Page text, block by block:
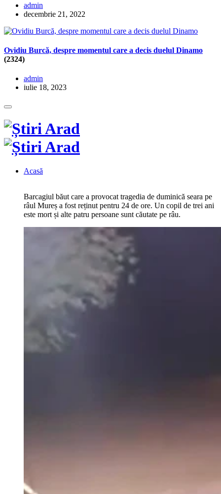
admin
decembrie 21, 2022
Ovidiu Burcă, despre momentul care a decis duelul Dinamo
(2324)
admin
iulie 18, 2023
Acasă
Barcagiul băut care a provocat tragedia de duminică seara pe
râul Mureș a fost reținut pentru 24 de ore. Un copil de trei ani
este mort și alte patru persoane sunt căutate pe râu.